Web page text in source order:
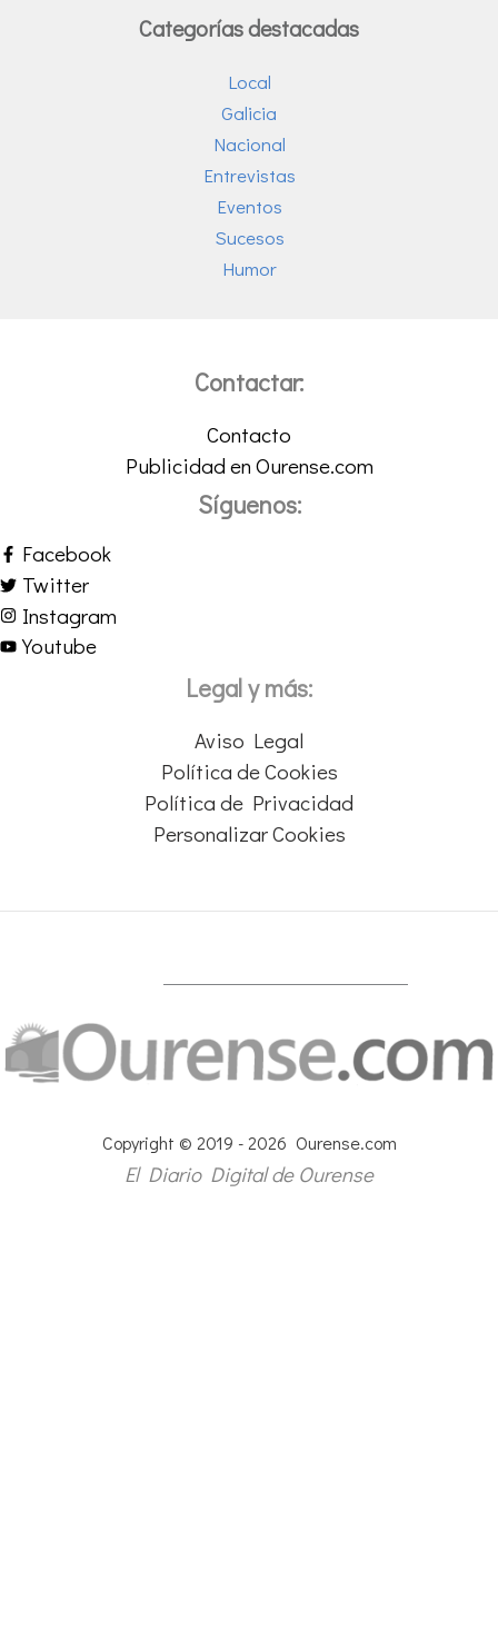
Categorías destacadas
Local
Galicia
Nacional
Entrevistas
Eventos
Sucesos
Humor
Contactar:
Contacto
Publicidad en Ourense.com
Síguenos:
Facebook
Twitter
Instagram
Youtube
Legal y más:
Aviso Legal
Política de Cookies
Política de Privacidad
Personalizar Cookies
Copyright © 2019 - 2026 Ourense.com
El Diario Digital de Ourense